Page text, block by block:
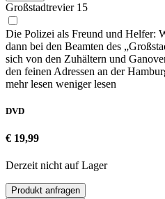
Großstadtrevier 15
Die Polizei als Freund und Helfer:
dann bei den Beamten des
sich von den Zuhältern und
den feinen Adressen an der
mehr lesen weniger lesen
DVD
€ 19,99
Derzeit nicht auf Lager
Produkt anfragen